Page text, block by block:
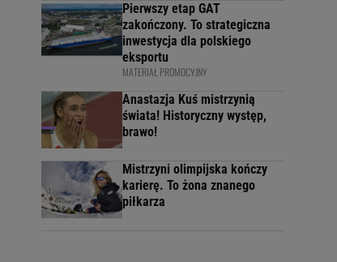
Pierwszy etap GAT
zakończony. To strategiczna
inwestycja dla polskiego
eksportu
MATERIAŁ PROMOCYJNY
Anastazja Kuś mistrzynią
świata! Historyczny występ,
brawo!
Mistrzyni olimpijska kończy
karierę. To żona znanego
piłkarza